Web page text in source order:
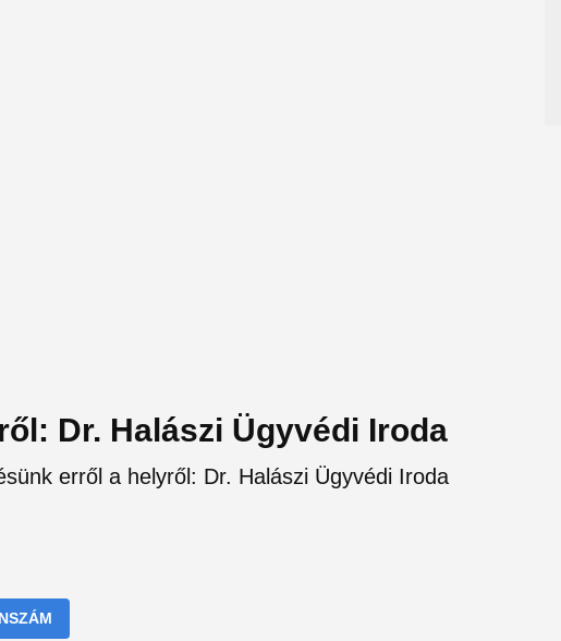
Dr. Halászi Ügyvédi Iroda
erről a helyről: Dr. Halászi Ügyvédi Iroda